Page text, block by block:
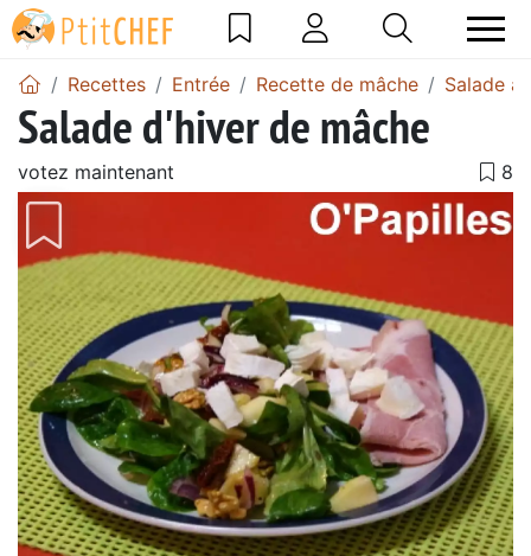
Recettes Entrée Recette de mâche Salade à
Salade d'hiver de mâche
votez maintenant